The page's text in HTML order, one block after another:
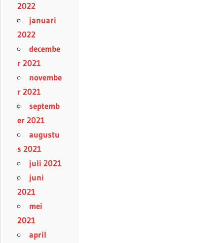
2022
januari
2022
decembe
r 2021
novembe
r 2021
septemb
er 2021
augustu
s 2021
juli 2021
juni
2021
mei
2021
april